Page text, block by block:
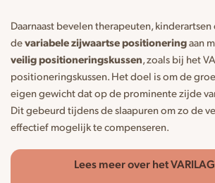
Daarnaast bevelen therapeuten,
devariabele zijwaartse positioneringaan
veilig positioneringskussen, zoals bij het
positioneringskussen. Het doel is om de
eigen gewicht dat op de prominente zijde
Dit gebeurd tijdens de slaapuren om zo de
effectief mogelijk te compenseren.
Lees meer over het